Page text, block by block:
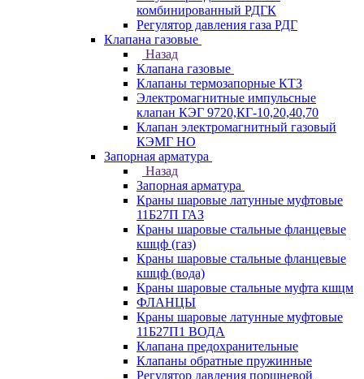
комбинированный РДГК
Регулятор давления газа РДГ
Клапана газовые
Назад
Клапана газовые
Клапаны термозапорные КТЗ
Электромагнитные импульсные
клапан КЭГ 9720,КГ-10,20,40,70
Клапан электромагнитный газовый
КЭМГ НО
Запорная арматура
Назад
Запорная арматура
Краны шаровые латунные муфтовые
11Б27П ГАЗ
Краны шаровые стальные фланцевые
кшцф (газ)
Краны шаровые стальные фланцевые
кшцф (вода)
Краны шаровые стальные муфта кшцм
ФЛАНЦЫ
Краны шаровые латунные муфтовые
11Б27П1 ВОДА
Клапана предохранительные
Клапаны обратные пружинные
Регулятор давления поршневой